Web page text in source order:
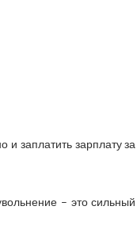
и заплатить зарплату за
– это сильный